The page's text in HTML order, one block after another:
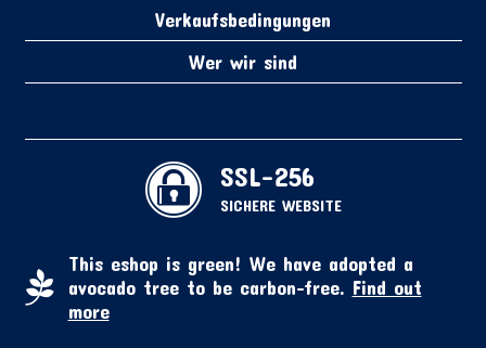
Verkaufsbedingungen
Wer wir sind
SSL-256
SICHERE WEBSITE
This eshop is green! We have adopted a
avocado tree to be carbon-free. Find out
more